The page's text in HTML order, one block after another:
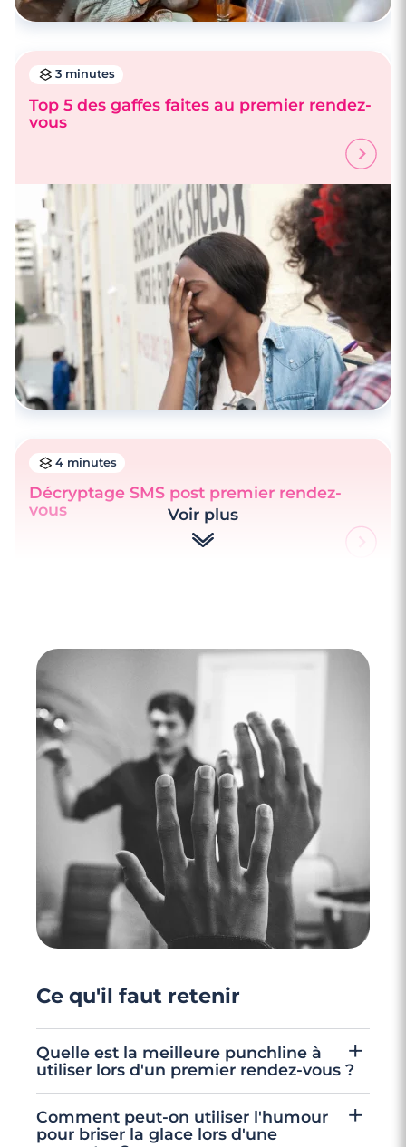
3 minutes
Top 5 des gaffes faites au premier rendez-
vous
4 minutes
Décryptage SMS post premier rendez-
vous
Faut-il envoyer un texto avant un premier
RDV ?
Voir plus
Ce qu'il faut retenir
Quelle est la meilleure punchline à
utiliser lors d'un premier rendez-vous ?
Sais-tu à quoi tu ressembles ? À l'As de trèfle
qui vient de piquer mon cœur. Oui, c'est
Comment peut-on utiliser l'humour
pour briser la glace lors d'une